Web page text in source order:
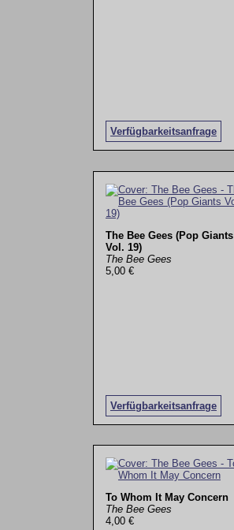
Verfügbarkeitsanfrage
The Bee Gees (Pop Giants
Vol. 19)
The Bee Gees
5,00 €
Verfügbarkeitsanfrage
To Whom It May Concern
The Bee Gees
4,00 €